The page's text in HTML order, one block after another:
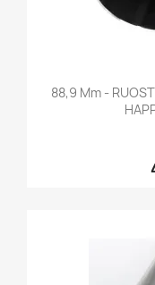
88,9 Mm -